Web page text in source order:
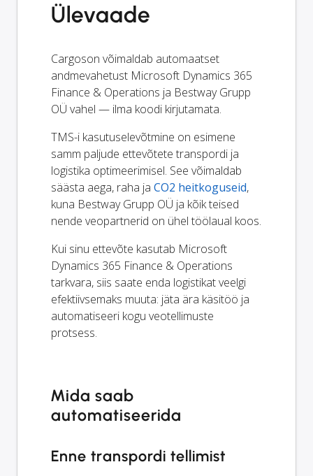
Ülevaade
Cargoson võimaldab automaatset
andmevahetust Microsoft Dynamics 365
Finance & Operations ja Bestway Grupp
OÜ vahel — ilma koodi kirjutamata.
TMS-i kasutuselevõtmine on esimene
samm paljude ettevõtete transpordi ja
logistika optimeerimisel. See võimaldab
säästa aega, raha ja CO2 heitkoguseid,
kuna Bestway Grupp OÜ ja kõik teised
nende veopartnerid on ühel töölaual koos.
Kui sinu ettevõte kasutab Microsoft
Dynamics 365 Finance & Operations
tarkvara, siis saate enda logistikat veelgi
efektiivsemaks muuta: jäta ära käsitöö ja
automatiseeri kogu veotellimuste
protsess.
Mida saab
automatiseerida
Enne transpordi tellimist